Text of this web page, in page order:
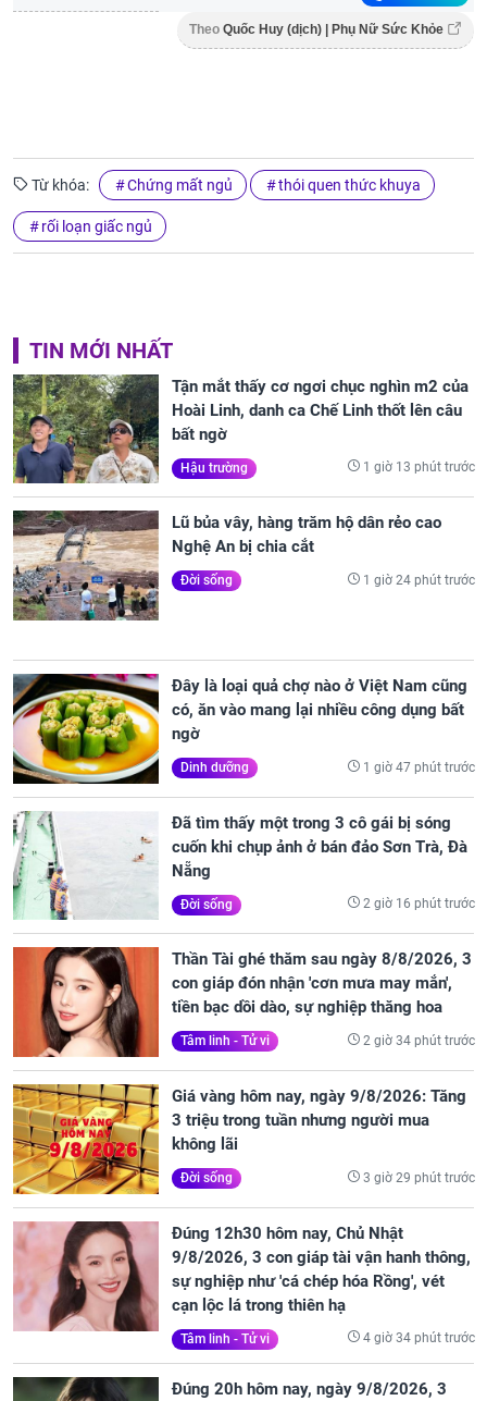
Theo Quốc Huy (dịch) | Phụ Nữ Sức Khỏe
Từ khóa: Chứng mất ngủ thói quen thức khuya
rối loạn giấc ngủ
TIN MỚI NHẤT
Tận mắt thấy cơ ngơi chục nghìn m2 của
Hoài Linh, danh ca Chế Linh thốt lên câu
bất ngờ
Hậu trường 1 giờ 13 phút trước
Lũ bủa vây, hàng trăm hộ dân rẻo cao
Nghệ An bị chia cắt
Đời sống 1 giờ 24 phút trước
Đây là loại quả chợ nào ở Việt Nam cũng
có, ăn vào mang lại nhiều công dụng bất
ngờ
Dinh dưỡng 1 giờ 47 phút trước
Đã tìm thấy một trong 3 cô gái bị sóng
cuốn khi chụp ảnh ở bán đảo Sơn Trà, Đà
Nẵng
Đời sống 2 giờ 16 phút trước
Thần Tài ghé thăm sau ngày 8/8/2026, 3
con giáp đón nhận 'cơn mưa may mắn',
tiền bạc dồi dào, sự nghiệp thăng hoa
Tâm linh - Tử vi 2 giờ 34 phút trước
Giá vàng hôm nay, ngày 9/8/2026: Tăng
3 triệu trong tuần nhưng người mua
không lãi
Đời sống 3 giờ 29 phút trước
Đúng 12h30 hôm nay, Chủ Nhật
9/8/2026, 3 con giáp tài vận hanh thông,
sự nghiệp như 'cá chép hóa Rồng', vét
cạn lộc lá trong thiên hạ
Tâm linh - Tử vi 4 giờ 34 phút trước
Đúng 20h hôm nay, ngày 9/8/2026, 3